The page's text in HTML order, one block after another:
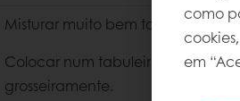
Misturar muito bem todos os
Colocar num tabuleiro de
grosseiramente.
como
em